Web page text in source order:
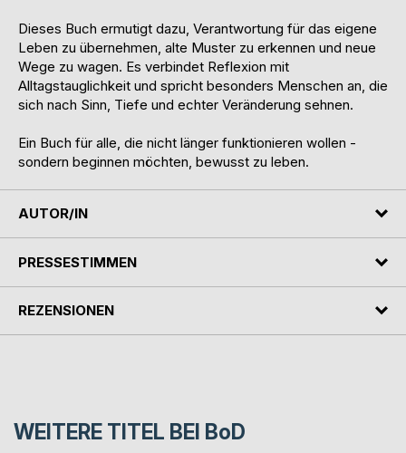
Dieses Buch ermutigt dazu, Verantwortung für das eigene
Leben zu übernehmen, alte Muster zu erkennen und neue
Wege zu wagen. Es verbindet Reflexion mit
Alltagstauglichkeit und spricht besonders Menschen an, die
sich nach Sinn, Tiefe und echter Veränderung sehnen.
Ein Buch für alle, die nicht länger funktionieren wollen -
sondern beginnen möchten, bewusst zu leben.
AUTOR/IN
PRESSESTIMMEN
REZENSIONEN
WEITERE TITEL BEI BoD